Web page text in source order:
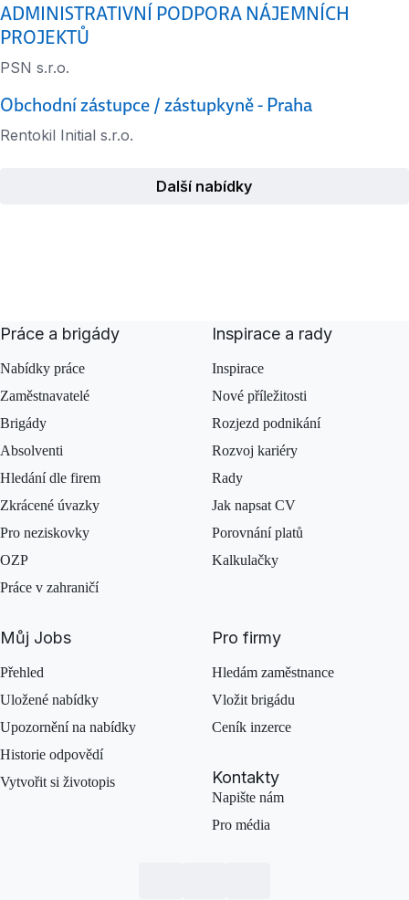
ADMINISTRATIVNÍ PODPORA NÁJEMNÍCH
PROJEKTŮ
PSN s.r.o.
Obchodní zástupce / zástupkyně - Praha
Rentokil Initial s.r.o.
Další nabídky
Práce a brigády
Nabídky práce
Zaměstnavatelé
Brigády
Absolventi
Hledání dle firem
Zkrácené úvazky
Pro neziskovky
OZP
Práce v zahraničí
Inspirace a rady
Inspirace
Nové příležitosti
Rozjezd podnikání
Rozvoj kariéry
Rady
Jak napsat CV
Porovnání platů
Kalkulačky
Můj Jobs
Přehled
Uložené nabídky
Upozornění na nabídky
Historie odpovědí
Vytvořit si životopis
Pro firmy
Hledám zaměstnance
Vložit brigádu
Ceník inzerce
Kontakty
Napište nám
Pro média